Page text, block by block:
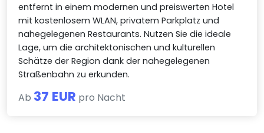
entfernt in einem modernen und preiswerten Hotel
mit kostenlosem WLAN, privatem Parkplatz und
nahegelegenen Restaurants. Nutzen Sie die ideale
Lage, um die architektonischen und kulturellen
Schätze der Region dank der nahegelegenen
Straßenbahn zu erkunden.
Ab 37 EUR pro Nacht